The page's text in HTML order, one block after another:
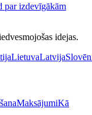
par izdevīgākām
idejas.
LietuvaLatvija
MaksājumiKā